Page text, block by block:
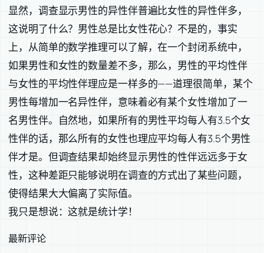
显然，调查显示男性的异性伴普遍比女性的异性伴多，
这说明了什么？男性总是比女性花心？不是的，事实
上，从简单的数学推理可以了解，在一个封闭系统中，
如果男性和女性的数量差不多，那么，男性的平均性伴
与女性的平均性伴理应是一样多的——道理很简单，某个
男性每增加一名异性伴，意味着必有某个女性增加了一
名男性伴。自然地，如果所有的男性平均每人有3.5个女
性伴的话，那么所有的女性也理应平均每人有3.5个男性
伴才是。但调查结果却始终显示男性的性伴远远多于女
性，这种差距只能够说明在调查的方式出了某些问题，
使得结果大大偏离了实际值。
我只是想说：这就是统计学！
最新评论